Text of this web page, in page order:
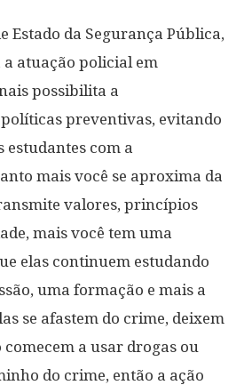
Estado da Segurança Pública,
atuação policial em
possibilita a
preventivas, evitando
estudantes com a
mais você se aproxima da
valores, princípios
mais você tem uma
elas continuem estudando
uma formação e mais a
se afastem do crime, deixem
a usar drogas ou
do crime, então a ação